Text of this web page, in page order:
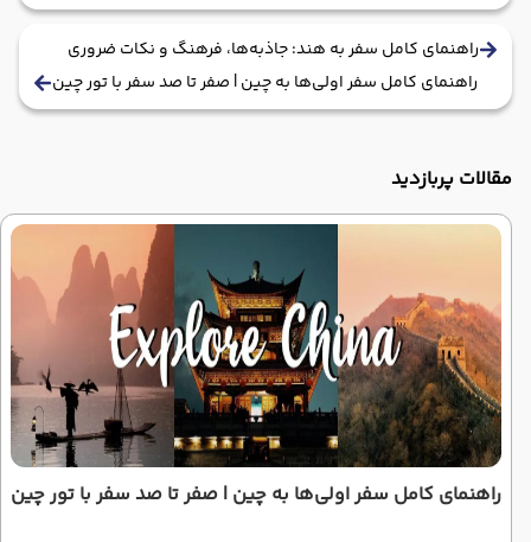
راهنمای کامل سفر به هند: جاذبه‌ها، فرهنگ و نکات ضروری
راهنمای کامل سفر اولی‌ها به چین | صفر تا صد سفر با تور چین
مقالات پربازدید
راهنمای کامل سفر اولی‌ها به چین | صفر تا صد سفر با تور چین